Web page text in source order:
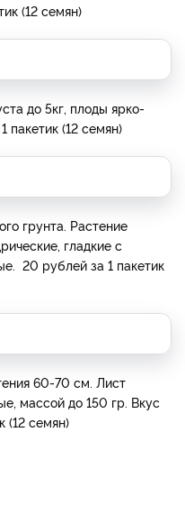
(12 семян)
до 5кг, плоды ярко-
(12 семян)
грунта. Растение
гладкие с
20 рублей за 1 пакетик
60-70 см. Лист
массой до 150 гр. Вкус
(12 семян)